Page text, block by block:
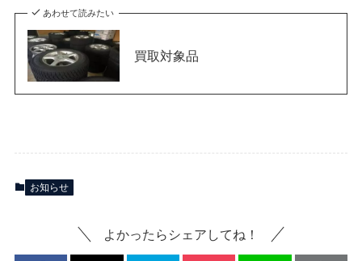
あわせて読みたい
買取対象品
お知らせ
よかったらシェアしてね！